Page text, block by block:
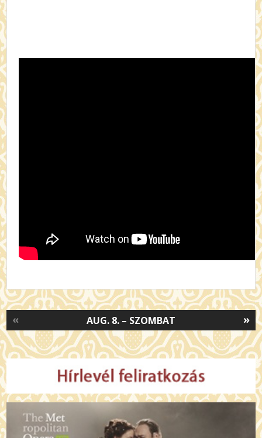
»
AUG. 8. – SZOMBAT
«